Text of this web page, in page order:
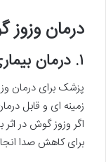
درمان
۱. درمان بیماری زمینه ای
پزشک برای درمان
زمینه ای و قابل
اگر وزوز گوش در
برای کاهش صدا